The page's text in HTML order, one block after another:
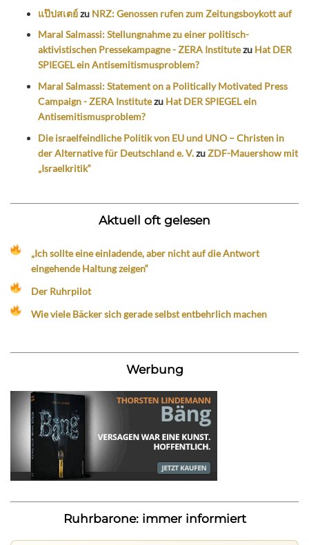
แป๊ปสเตย์zu NRZ: Genossen rufen zum Zeitungsboykott auf
Maral Salmassi: Stellungnahme zu einer politisch-
aktivistischen Pressekampagne - ZERA Institutezu Hat DER
SPIEGEL ein Antisemitismusproblem?
Maral Salmassi: Statement on a Politically Motivated Press
Campaign - ZERA Institutezu Hat DER SPIEGEL ein
Antisemitismusproblem?
Die israelfeindliche Politik von EU und UNO – Christen in
der Alternative für Deutschland e. V.zuZDF-Mauershow mit
„Israelkritik“
Aktuell oft gelesen
„Ich sollte eine einladende, aber nicht auf die Antwort
eingehende Haltung zeigen“
Der Ruhrpilot
Wie viele Bäcker sich gerade selbst entbehrlich machen
Werbung
Ruhrbarone: immer informiert